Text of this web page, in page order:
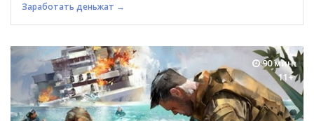
Заработать деньжат →
90 мин
11+